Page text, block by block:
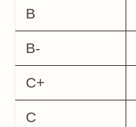
B
B-
C+
C